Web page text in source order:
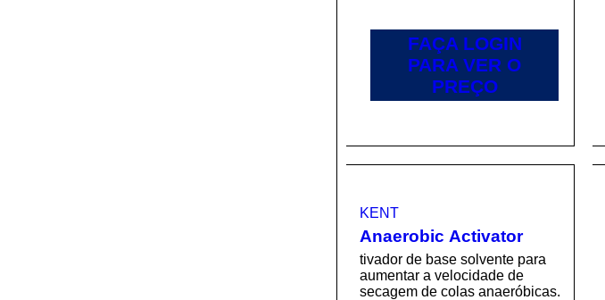
FAÇA LOGIN
PARA VER O
PREÇO
KENT
Anaerobic Activator
tivador de base solvente para
aumentar a velocidade de
secagem de colas anaeróbicas.